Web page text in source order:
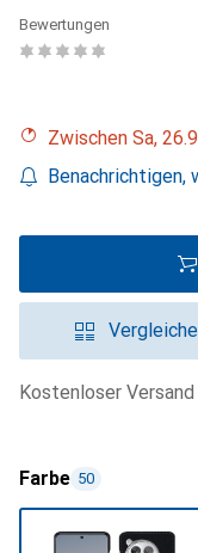
Bewertungen
Zwischen Sa,
Benachrichtigen,
kostenloser Versand
Farbe 50